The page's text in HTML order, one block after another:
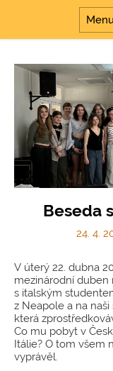
Menu
Beseda
24. 4.
V úterý 22. dubna
mezinárodní duben
s italským
z Neapole a na
která
Co mu pobyt v
Itálie? O tom všem
vyprávěl.